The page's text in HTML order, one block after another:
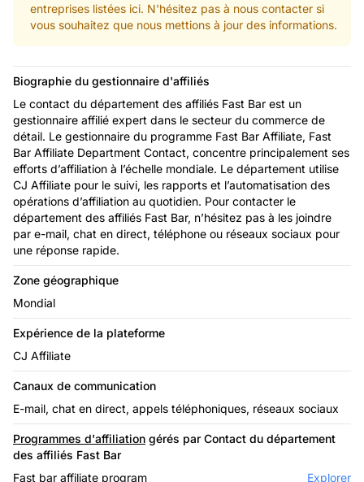
entreprises listées ici. N'hésitez pas à nous contacter si
vous souhaitez que nous mettions à jour des informations.
Biographie du gestionnaire d'affiliés
Le contact du département des affiliés Fast Bar est un
gestionnaire affilié expert dans le secteur du commerce de
détail. Le gestionnaire du programme Fast Bar Affiliate, Fast
Bar Affiliate Department Contact, concentre principalement ses
efforts d’affiliation à l’échelle mondiale. Le département utilise
CJ Affiliate pour le suivi, les rapports et l’automatisation des
opérations d’affiliation au quotidien. Pour contacter le
département des affiliés Fast Bar, n’hésitez pas à les joindre
par e-mail, chat en direct, téléphone ou réseaux sociaux pour
une réponse rapide.
Zone géographique
Mondial
Expérience de la plateforme
CJ Affiliate
Canaux de communication
E-mail, chat en direct, appels téléphoniques, réseaux sociaux
Programmes d'affiliation gérés par Contact du département
des affiliés Fast Bar
Fast bar affiliate program
Explorer